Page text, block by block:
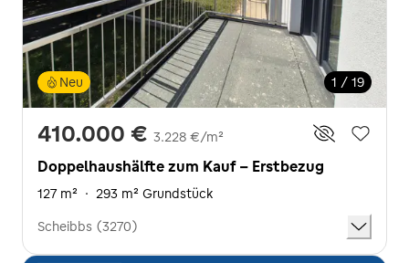
1 / 19
Neu
410.000 € 3.228 €/m²
Doppelhaushälfte zum Kauf - Erstbezug
127 m² · 293 m² Grundstück
Scheibbs (3270)